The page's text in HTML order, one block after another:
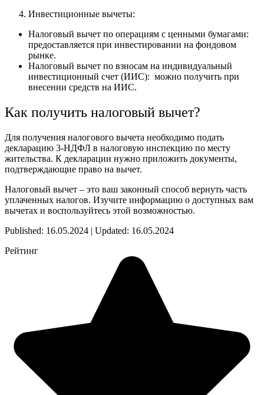
Инвестиционные вычеты:
Налоговый вычет по операциям с ценными бумагами:
предоставляется при инвестировании на фондовом
рынке.
Налоговый вычет по взносам на индивидуальный
инвестиционный счет (ИИС): можно получить при
внесении средств на ИИС.
Как получить налоговый вычет?
Для получения налогового вычета необходимо подать
декларацию 3-НДФЛ в налоговую инспекцию по месту
жительства. К декларации нужно приложить документы,
подтверждающие право на вычет.
Налоговый вычет – это ваш законный способ вернуть часть
уплаченных налогов. Изучите информацию о доступных вам
вычетах и воспользуйтесь этой возможностью.
Published: 16.05.2024 | Updated: 16.05.2024
Рейтинг